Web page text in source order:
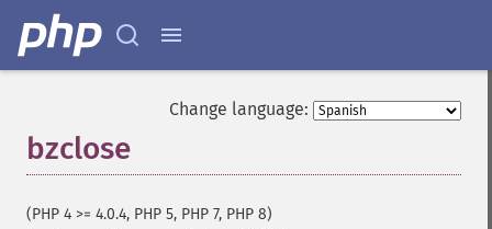
Change language:
bzclose
(PHP 4 >= 4.0.4, PHP 5, PHP 7, PHP 8)